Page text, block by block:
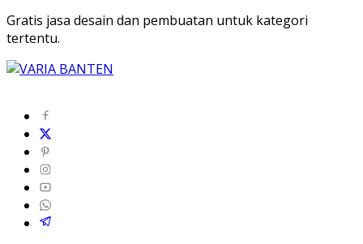
Gratis jasa desain dan pembuatan untuk kategori
tertentu.